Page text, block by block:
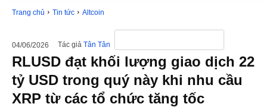
Trang chủ Tin tức Altcoin
04/06/2026 Tác giả Tân Tân
RLUSD đạt khối lượng giao dịch 22
tỷ USD trong quý này khi nhu cầu
XRP từ các tổ chức tăng tốc